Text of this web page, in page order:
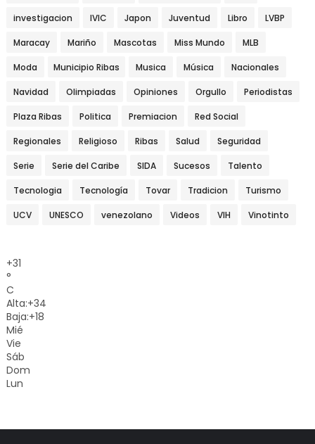
investigacion IVIC Japon Juventud Libro LVBP
Maracay Mariño Mascotas Miss Mundo MLB
Moda Municipio Ribas Musica Música Nacionales
Navidad Olimpiadas Opiniones Orgullo Periodistas
Plaza Ribas Politica Premiacion Red Social
Regionales Religioso Ribas Salud Seguridad
Serie Serie del Caribe SIDA Sucesos Talento
Tecnologia Tecnología Tovar Tradicion Turismo
UCV UNESCO venezolano Videos VIH Vinotinto
+31
°
C
Alta:+34
Baja:+18
Mié
Vie
Sáb
Dom
Lun